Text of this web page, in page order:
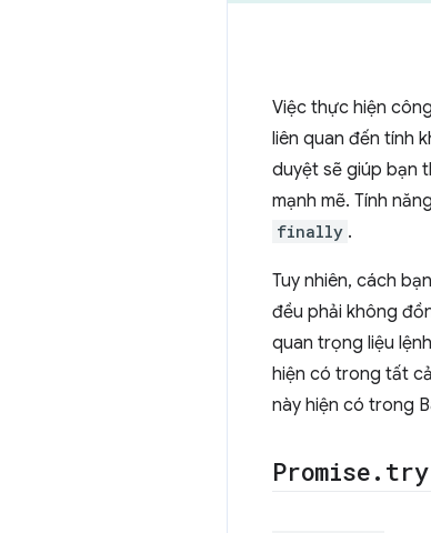
Việc thực hiện
liên quan đến tính
duyệt sẽ giúp bạn
mạnh mẽ. Tính
finally .
Tuy nhiên, cách
đều phải không
quan trọng liệu
hiện có trong tất
này hiện có trong
Promise. try